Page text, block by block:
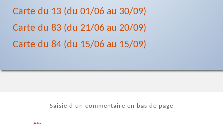
Carte du 13 (du 01/06 au 30/09)
Carte du 83 (du 21/06 au 20/09)
Carte du 84 (du 15/06 au 15/09)
--- Saisie d'un commentaire en bas de page ---